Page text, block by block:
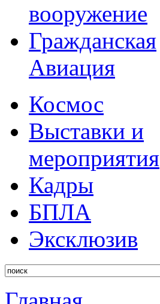
вооружение
Гражданская
Авиация
Космос
Выставки и
мероприятия
Кадры
БПЛА
Эксклюзив